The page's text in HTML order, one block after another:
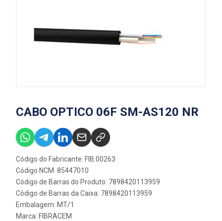
CABO OPTICO 06F SM-AS120 NR
Código do Fabricante: FIB.00263
Código NCM: 85447010
Código de Barras do Produto: 7898420113959
Código de Barras da Caixa: 7898420113959
Embalagem: MT/1
Marca: FIBRACEM